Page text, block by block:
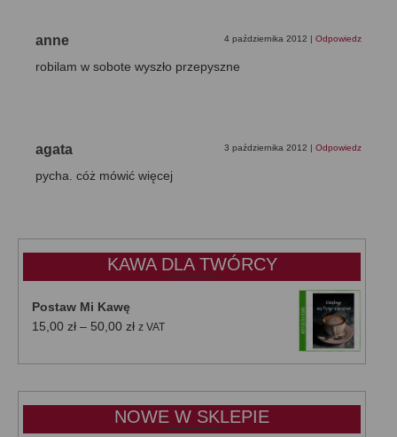
anne 4 października 2012 Odpowiedz
robilam w sobote wyszło przepyszne
agata 3 października 2012 Odpowiedz
pycha. cóż mówić więcej
KAWA DLA TWÓRCY
Postaw Mi Kawę
15,00 zł – 50,00 złZakres
od
do
50,00 zł
z VAT
NOWE W SKLEPIE